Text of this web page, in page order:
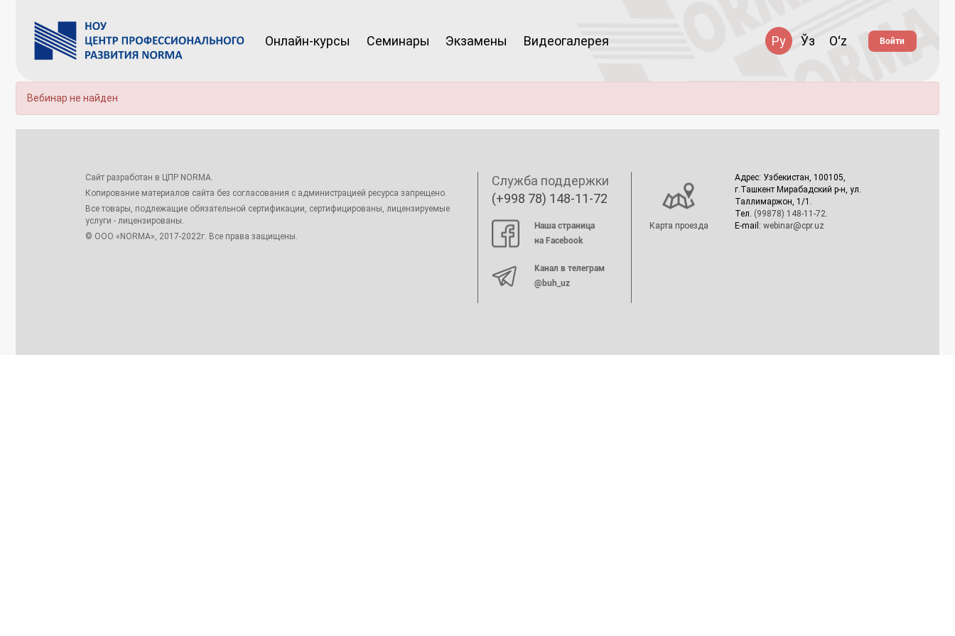
Онлайн-курсы Семинары Экзамены Видеогалерея Ру Ўз Oʻz Войти
Вебинар не найден
Сайт разработан в ЦПР NORMA.
Копирование материалов сайта без согласования с администрацией ресурса запрещено.
Все товары, подлежащие обязательной сертификации, сертифицированы, лицензируемые
услуги - лицензированы.
© ООО «NORMA», 2017-2022г. Все права защищены.
Служба поддержки
(+998 78) 148-11-72
Наша страница
на Facebook
Канал в телеграм
@buh_uz
Карта проезда
Адрес: Узбекистан, 100105,
г.Ташкент Мирабадский р-н, ул.
Таллимаржон, 1/1.
Тел. (99878) 148-11-72
E-mail: webinar@cpr.uz